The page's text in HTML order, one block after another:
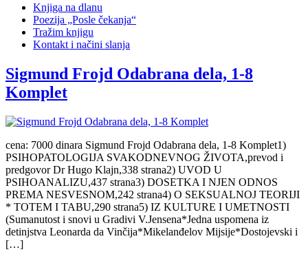
Knjiga na dlanu
Poezija „Posle čekanja“
Tražim knjigu
Kontakt i načini slanja
Sigmund Frojd Odabrana dela, 1-8
Komplet
cena: 7000 dinara Sigmund Frojd Odabrana dela, 1-8 Komplet1)
PSIHOPATOLOGIJA SVAKODNEVNOG ŽIVOTA,prevod i
predgovor Dr Hugo Klajn,338 strana2) UVOD U
PSIHOANALIZU,437 strana3) DOSETKA I NJEN ODNOS
PREMA NESVESNOM,242 strana4) O SEKSUALNOJ TEORIJI
* TOTEM I TABU,290 strana5) IZ KULTURE I UMETNOSTI
(Sumanutost i snovi u Gradivi V.Jensena*Jedna uspomena iz
detinjstva Leonarda da Vinčija*Mikelanđelov Mijsije*Dostojevski i
[…]